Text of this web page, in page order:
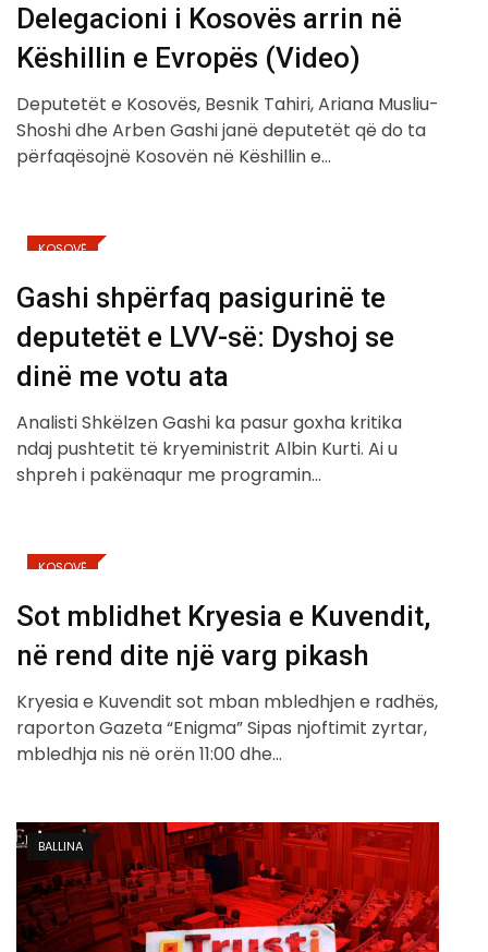
Delegacioni i Kosovës arrin në
Këshillin e Evropës (Video)
Deputetët e Kosovës, Besnik Tahiri, Ariana Musliu-
Shoshi dhe Arben Gashi janë deputetët që do ta
përfaqësojnë Kosovën në Këshillin e…
KOSOVË
Gashi shpërfaq pasigurinë te
deputetët e LVV-së: Dyshoj se
dinë me votu ata
Analisti Shkëlzen Gashi ka pasur goxha kritika
ndaj pushtetit të kryeministrit Albin Kurti. Ai u
shpreh i pakënaqur me programin…
KOSOVË
Sot mblidhet Kryesia e Kuvendit,
në rend dite një varg pikash
Kryesia e Kuvendit sot mban mbledhjen e radhës,
raporton Gazeta “Enigma” Sipas njoftimit zyrtar,
mbledhja nis në orën 11:00 dhe…
BALLINA